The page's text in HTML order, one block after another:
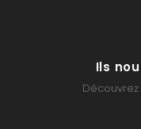
Ils